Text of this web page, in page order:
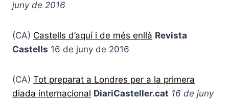
juny de 2016
(CA) Castells d’aquí i de més enllà Revista
Castells 16 de juny de 2016
(CA) Tot preparat a Londres per a la primera
diada internacional DiariCasteller.cat 16 de juny